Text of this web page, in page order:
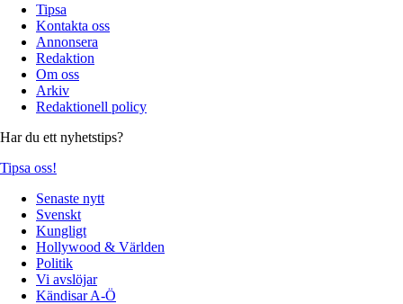
Tipsa
Kontakta oss
Annonsera
Redaktion
Om oss
Arkiv
Redaktionell policy
Har du ett nyhetstips?
Tipsa oss!
Senaste nytt
Svenskt
Kungligt
Hollywood & Världen
Politik
Vi avslöjar
Kändisar A-Ö